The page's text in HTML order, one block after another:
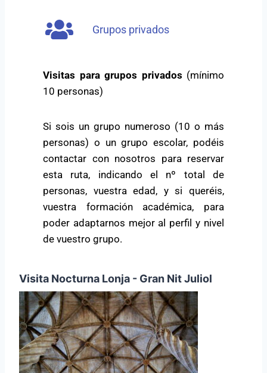
Grupos privados
Visitas para grupos privados (mínimo
10 personas)
Si sois un grupo numeroso (10 o más
personas) o un grupo escolar, podéis
contactar con nosotros para reservar
esta ruta, indicando el nº total de
personas, vuestra edad, y si queréis,
vuestra formación académica, para
poder adaptarnos mejor al perfil y nivel
de vuestro grupo.
Visita Nocturna Lonja - Gran Nit Juliol